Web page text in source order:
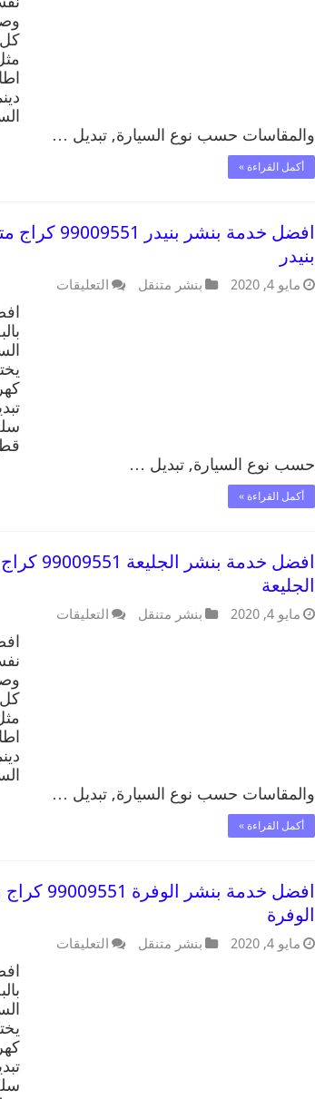
والمقاسات حسب نوع السيارة, تبديل …
أكمل القراءة »
افضل خدمة
بنيدر
مايو 4, 2020 بنشر متنقل التعليقات
حسب نوع السيارة, تبديل …
أكمل القراءة »
افضل
الجليعة
مايو 4, 2020 بنشر متنقل التعليقات
والمقاسات حسب نوع السيارة, تبديل …
أكمل القراءة »
افضل
الوفرة
مايو 4, 2020 بنشر متنقل التعليقات